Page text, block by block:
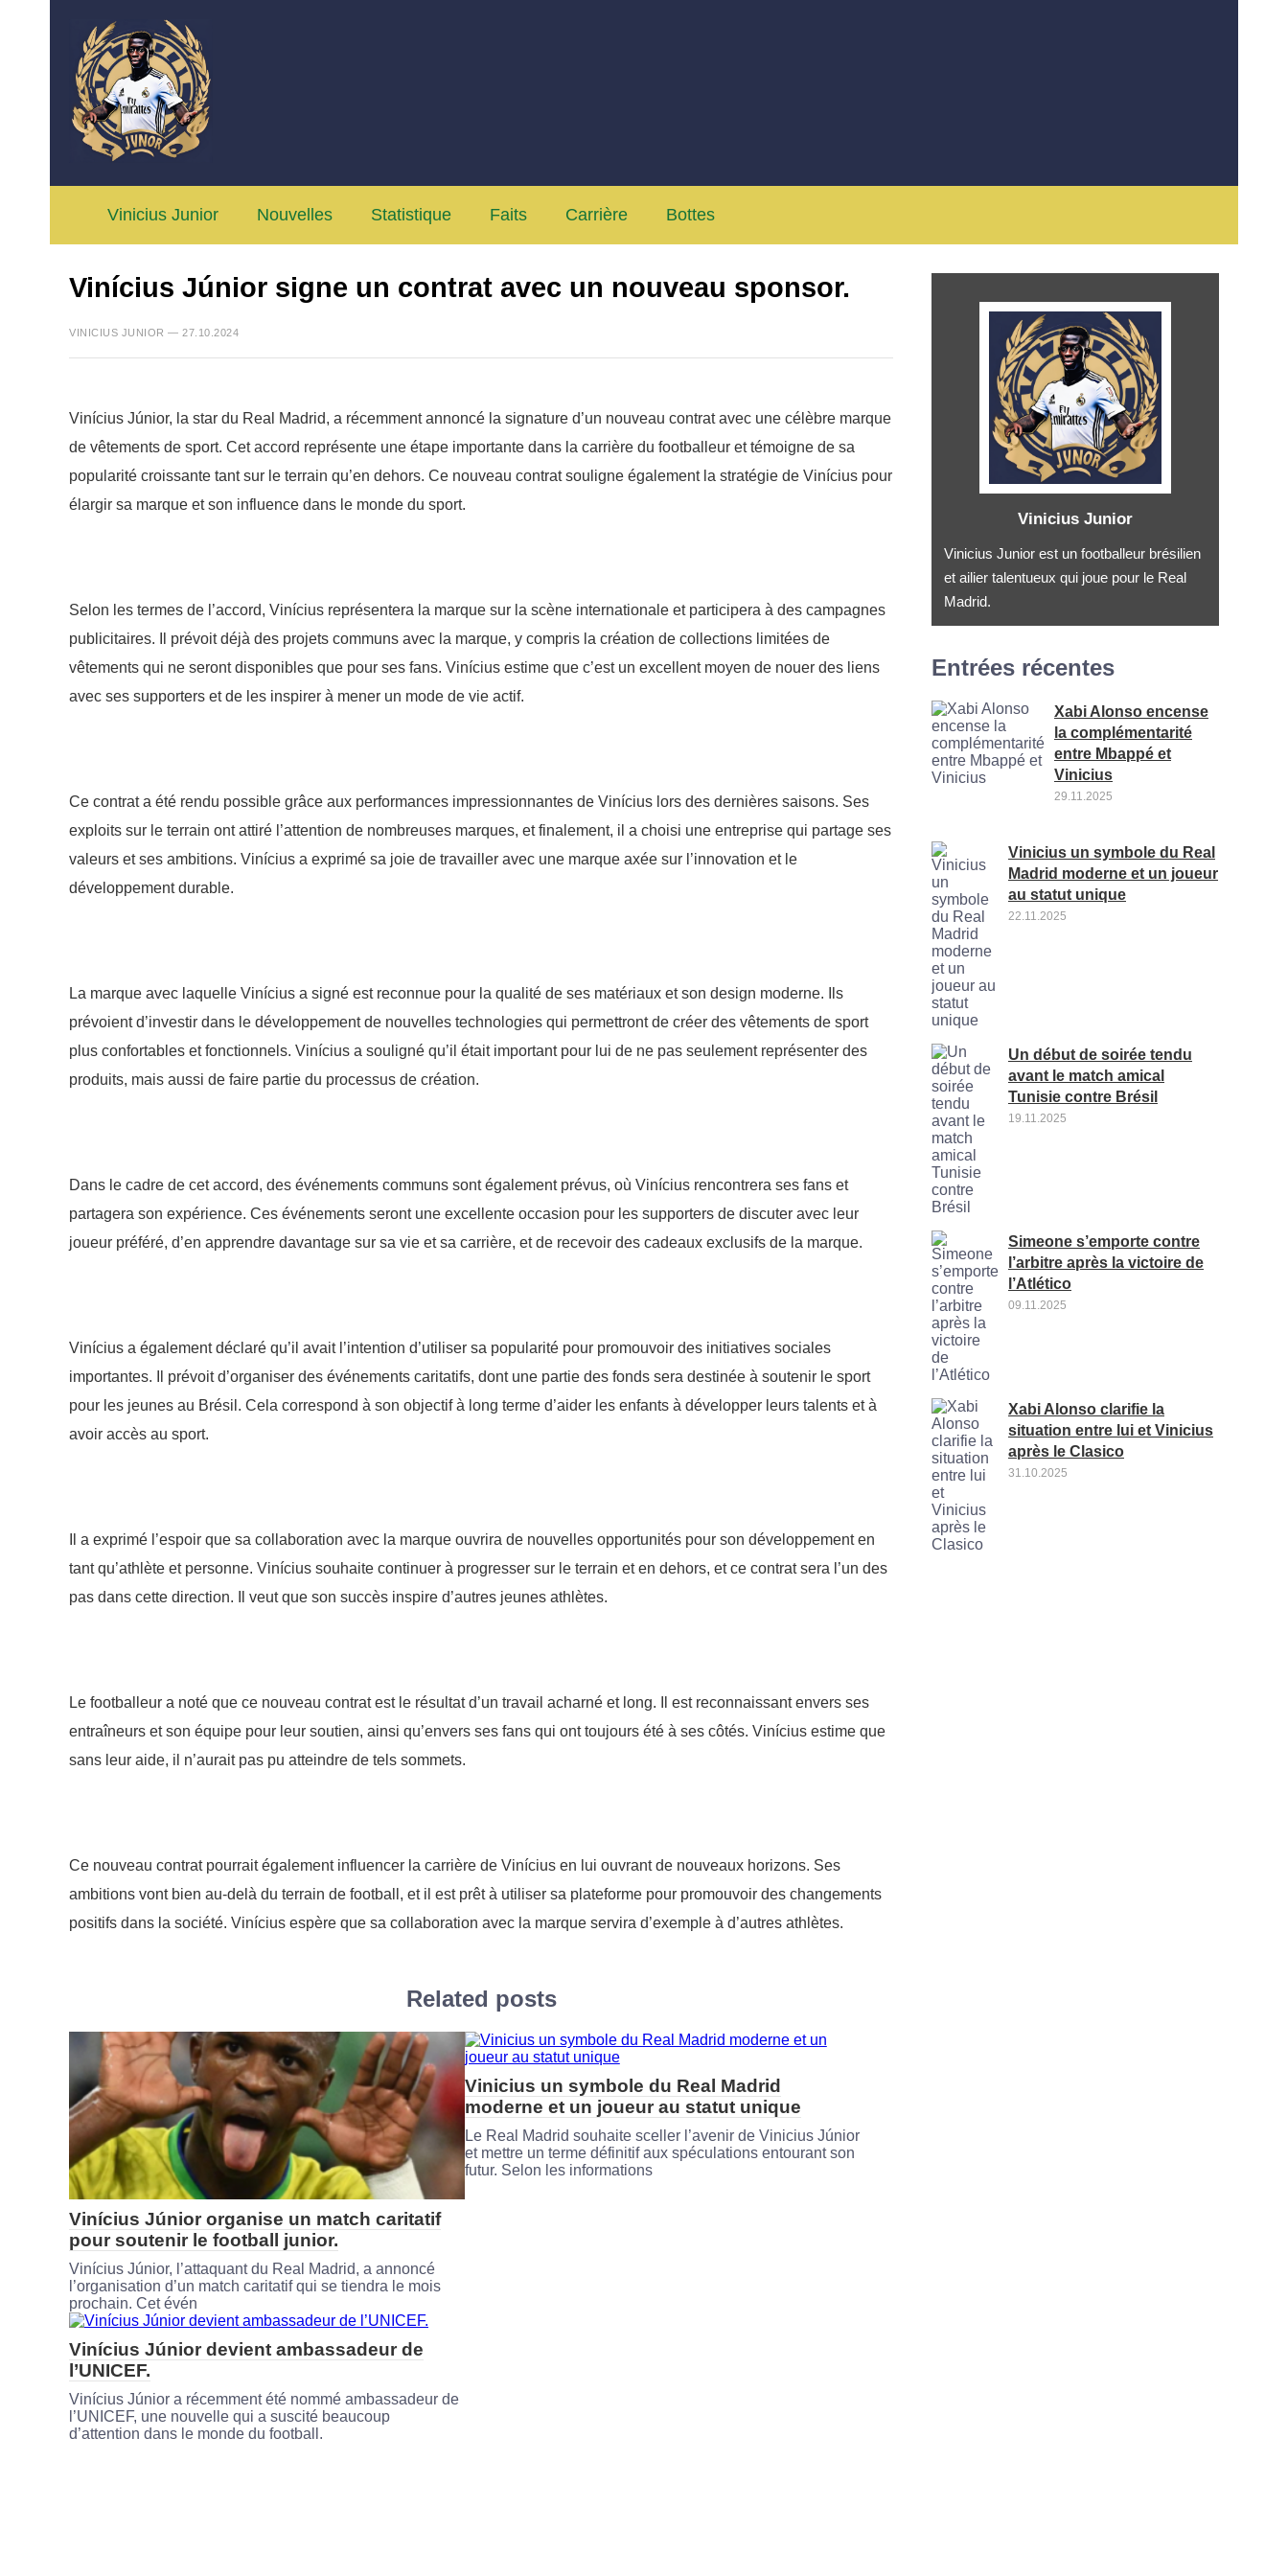
Vinicius Junior Nouvelles Statistique Faits Carrière Bottes
Vinícius Júnior signe un contrat avec un nouveau sponsor.
VINICIUS JUNIOR — 27.10.2024
Vinícius Júnior, la star du Real Madrid, a récemment annoncé la signature d’un nouveau contrat avec une célèbre marque
de vêtements de sport. Cet accord représente une étape importante dans la carrière du footballeur et témoigne de sa
popularité croissante tant sur le terrain qu’en dehors. Ce nouveau contrat souligne également la stratégie de Vinícius pour
élargir sa marque et son influence dans le monde du sport.
Selon les termes de l’accord, Vinícius représentera la marque sur la scène internationale et participera à des campagnes
publicitaires. Il prévoit déjà des projets communs avec la marque, y compris la création de collections limitées de
vêtements qui ne seront disponibles que pour ses fans. Vinícius estime que c’est un excellent moyen de nouer des liens
avec ses supporters et de les inspirer à mener un mode de vie actif.
Ce contrat a été rendu possible grâce aux performances impressionnantes de Vinícius lors des dernières saisons. Ses
exploits sur le terrain ont attiré l’attention de nombreuses marques, et finalement, il a choisi une entreprise qui partage ses
valeurs et ses ambitions. Vinícius a exprimé sa joie de travailler avec une marque axée sur l’innovation et le
développement durable.
La marque avec laquelle Vinícius a signé est reconnue pour la qualité de ses matériaux et son design moderne. Ils
prévoient d’investir dans le développement de nouvelles technologies qui permettront de créer des vêtements de sport
plus confortables et fonctionnels. Vinícius a souligné qu’il était important pour lui de ne pas seulement représenter des
produits, mais aussi de faire partie du processus de création.
Dans le cadre de cet accord, des événements communs sont également prévus, où Vinícius rencontrera ses fans et
partagera son expérience. Ces événements seront une excellente occasion pour les supporters de discuter avec leur
joueur préféré, d’en apprendre davantage sur sa vie et sa carrière, et de recevoir des cadeaux exclusifs de la marque.
Vinícius a également déclaré qu’il avait l’intention d’utiliser sa popularité pour promouvoir des initiatives sociales
importantes. Il prévoit d’organiser des événements caritatifs, dont une partie des fonds sera destinée à soutenir le sport
pour les jeunes au Brésil. Cela correspond à son objectif à long terme d’aider les enfants à développer leurs talents et à
avoir accès au sport.
Il a exprimé l’espoir que sa collaboration avec la marque ouvrira de nouvelles opportunités pour son développement en
tant qu’athlète et personne. Vinícius souhaite continuer à progresser sur le terrain et en dehors, et ce contrat sera l’un des
pas dans cette direction. Il veut que son succès inspire d’autres jeunes athlètes.
Le footballeur a noté que ce nouveau contrat est le résultat d’un travail acharné et long. Il est reconnaissant envers ses
entraîneurs et son équipe pour leur soutien, ainsi qu’envers ses fans qui ont toujours été à ses côtés. Vinícius estime que
sans leur aide, il n’aurait pas pu atteindre de tels sommets.
Ce nouveau contrat pourrait également influencer la carrière de Vinícius en lui ouvrant de nouveaux horizons. Ses
ambitions vont bien au-delà du terrain de football, et il est prêt à utiliser sa plateforme pour promouvoir des changements
positifs dans la société. Vinícius espère que sa collaboration avec la marque servira d’exemple à d’autres athlètes.
Related posts
Vinícius Júnior organise un match caritatif
pour soutenir le football junior.
Vinícius Júnior, l’attaquant du Real Madrid, a annoncé
l’organisation d’un match caritatif qui se tiendra le mois
prochain. Cet évén
Vinicius un symbole du Real Madrid
moderne et un joueur au statut unique
Le Real Madrid souhaite sceller l’avenir de Vinicius Júnior
et mettre un terme définitif aux spéculations entourant son
futur. Selon les informations
Vinícius Júnior devient ambassadeur de
l’UNICEF.
Vinícius Júnior a récemment été nommé ambassadeur de
l’UNICEF, une nouvelle qui a suscité beaucoup
d’attention dans le monde du football.
Vinicius Junior
Vinicius Junior est un footballeur brésilien
et ailier talentueux qui joue pour le Real
Madrid.
Entrées récentes
Xabi Alonso encense
la complémentarité
entre Mbappé et
Vinicius
29.11.2025
Vinicius un symbole du Real
Madrid moderne et un joueur
au statut unique
22.11.2025
Un début de soirée tendu
avant le match amical
Tunisie contre Brésil
19.11.2025
Simeone s’emporte contre
l’arbitre après la victoire de
l’Atlético
09.11.2025
Xabi Alonso clarifie la
situation entre lui et Vinicius
après le Clasico
31.10.2025